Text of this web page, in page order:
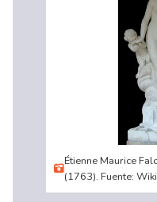
Étienne Maurice
(1763). Fuente: